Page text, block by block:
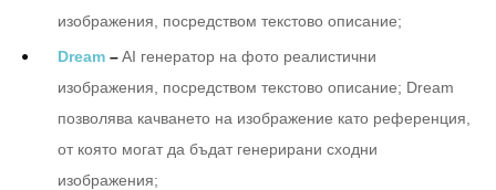
изображения, посредством текстово описание;
Dream –AI генератор на фото реалистични
изображения, посредством текстово описание; Dream
позволява качването на изображение като референция,
от която могат да бъдат генерирани сходни
изображения;